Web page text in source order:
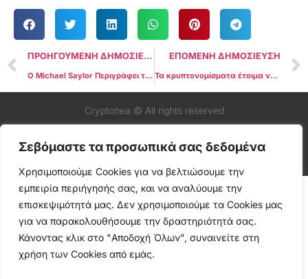
Σεβόμαστε τα προσωπικά σας δεδομένα
Χρησιμοποιούμε Cookies για να βελτιώσουμε την
εμπειρία περιήγησής σας, και να αναλύουμε την
επισκεψιμότητά μας. Δεν χρησιμοποιούμε τα Cookies μας
για να παρακολουθήσουμε την δραστηριότητά σας.
Κάνοντας κλικ στο "Αποδοχή Όλων", συναινείτε στη
χρήση των Cookies από εμάς.
ΠΡΟΗΓΟΥΜΕΝΗ ΔΗΜΟΣΙΕΥΣΗ
Ο Michael Saylor Περιγράφει το Μέλλον του Bitcoin με Τέσσερις Λέξεις
ΕΠΟΜΕΝΗ ΔΗΜΟΣΙΕΥΣΗ
Τα κρυπτονομίσματα έτοιμα να γίνουν ο δεύτερος μεγαλύτερος τομέας της οικονομίας στα ΗΑΕ μέσα σε 5 χρόνια
Cryptonea © All rights reserved